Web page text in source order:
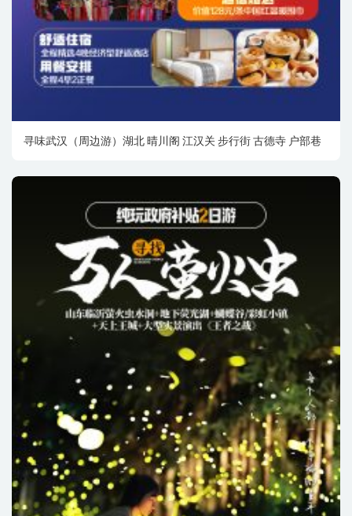
寻味武汉（周边游）湖北 晴川阁 江汉关 步行街 古德寺 户部巷